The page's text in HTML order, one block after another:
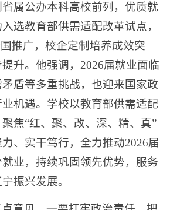
属公办本科高校前列，优质就
选教育部供需适配改革试点，
推广，校企定制培养成效突
升。他强调，2026届就业面临
盾等多重挑战，也迎来国家政
机遇。学校以教育部供需适配
焦“红、聚、改、深、精、真”
、实干笃行，全力推动2026届
业，持续巩固领先优势，服务
振兴发展。